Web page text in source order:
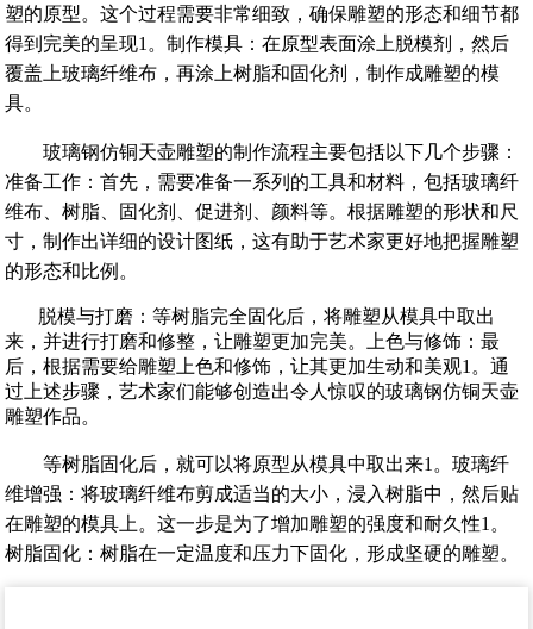
塑的原型。这个过程需要非常细致，确保雕塑的形态和细节都
得到完美的呈现‌1。‌制作模具‌：在原型表面涂上脱模剂，然后
覆盖上玻璃纤维布，再涂上树脂和固化剂，制作成雕塑的模
具。
玻璃钢仿铜天壶雕塑的制作流程‌主要包括以下几个步骤：‌
准备工作‌：首先，需要准备一系列的工具和材料，包括玻璃纤
维布、树脂、固化剂、促进剂、颜料等。根据雕塑的形状和尺
寸，制作出详细的设计图纸，这有助于艺术家更好地把握雕塑
的形态和比例‌。
‌ 脱模与打磨‌：等树脂完全固化后，将雕塑从模具中取出
来，并进行打磨和修整，让雕塑更加完美‌。‌上色与修饰‌：最
后，根据需要给雕塑上色和修饰，让其更加生动和美观‌1。通
过上述步骤，艺术家们能够创造出令人惊叹的玻璃钢仿铜天壶
雕塑作品。
等树脂固化后，就可以将原型从模具中取出来‌1。‌玻璃纤
维增强‌：将玻璃纤维布剪成适当的大小，浸入树脂中，然后贴
在雕塑的模具上。这一步是为了增加雕塑的强度和耐久性‌1。‌
树脂固化‌：树脂在一定温度和压力下固化，形成坚硬的雕塑‌。